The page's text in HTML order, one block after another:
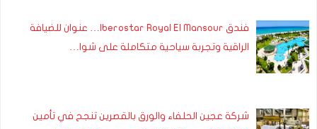
فندق Iberostar Royal El Mansour… عنوان للضيافة
الراقية وتجربة سياحية متكاملة على شوا…
شركة عجين الحلفاء والورق بالقصرين تنجح في تأمين